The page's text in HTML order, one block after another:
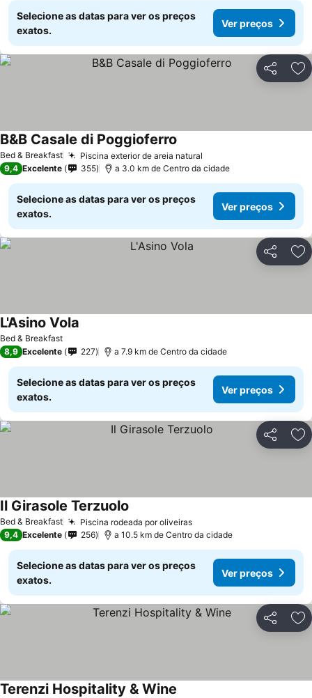
Selecione as datas para ver os preços
exatos.
Ver preços
Partilhar
Bed & Breakfast Piscina exterior de areia natural
B&B Casale di Poggioferro
9,4 Excelente 355 a 3.0 km de Centro da cidade
Selecione as datas para ver os preços
exatos.
Ver preços
Partilhar
Bed & Breakfast
L'Asino Vola
8,9 Excelente 227 a 7.9 km de Centro da cidade
Selecione as datas para ver os preços
exatos.
Ver preços
Partilhar
Bed & Breakfast Piscina rodeada por oliveiras
Il Girasole Terzuolo
9,4 Excelente 256 a 10.5 km de Centro da cidade
Selecione as datas para ver os preços
exatos.
Ver preços
Partilhar
Terenzi Hospitality & Wine